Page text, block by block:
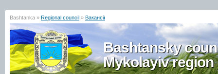
Bashtanka » Regional council » Вакансії
Bashtansky
Mykolayiv region